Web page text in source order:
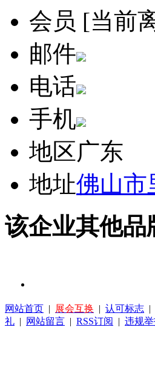
会员 [当前
邮件
电话
手机
地区广东
地址佛山市
该企业其他品
网站首页 | 展会互换 | 认可标志 |
礼 | 网站留言 | RSS订阅 | 违规